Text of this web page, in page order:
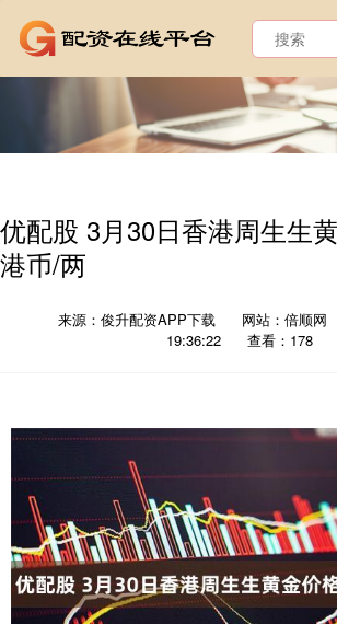
优配股 3月30日香港周生生
港币/两
来源：俊升配资APP下载 网站：倍顺网
19:36:22
查看：178